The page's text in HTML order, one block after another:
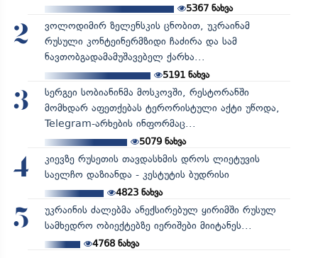
5367 ნახვა
2
ვოლოდიმირ ზელენსკის ცნობით, უკრაინამ
რუსული კონტეინერმზიდი ჩაძირა და სამ
ნავთობგადამამუშავებელ ქარხა...
5191ნახვა
3
სერგეი სობიანინმა მოსკოვში, რესტორანში
მომხდარ აფეთქებას ტერორისტული აქტი უწოდა,
Telegram-არხების ინფორმაც...
5079ნახვა
4
კიევზე რუსეთის თავდასხმის დროს ლიეტუვის
საელჩო დაზიანდა - კესტუტის ბუდრისი
4823ნახვა
5
უკრაინის ძალებმა ანექსირებულ ყირიმში რუსულ
სამხედრო ობიექტებზე იერიშები მიიტანეს...
4768ნახვა